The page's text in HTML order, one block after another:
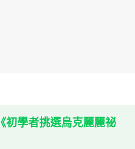
《初學者挑選烏克麗麗祕